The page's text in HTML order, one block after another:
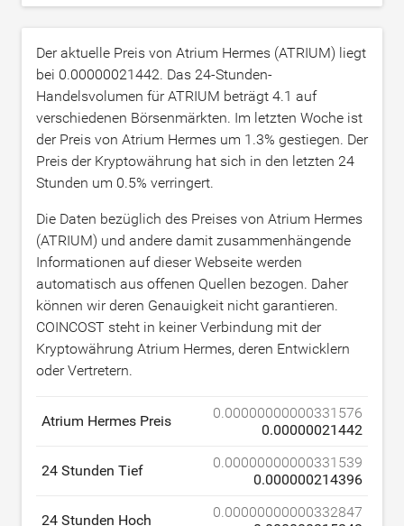
Der aktuelle Preis von Atrium Hermes (ATRIUM) liegt
bei 0.00000021442. Das 24-Stunden-
Handelsvolumen für ATRIUM beträgt 4.1 auf
verschiedenen Börsenmärkten. Im letzten Woche ist
der Preis von Atrium Hermes um 1.3% gestiegen. Der
Preis der Kryptowährung hat sich in den letzten 24
Stunden um 0.5% verringert.
Die Daten bezüglich des Preises von Atrium Hermes
(ATRIUM) und andere damit zusammenhängende
Informationen auf dieser Webseite werden
automatisch aus offenen Quellen bezogen. Daher
können wir deren Genauigkeit nicht garantieren.
COINCOST steht in keiner Verbindung mit der
Kryptowährung Atrium Hermes, deren Entwicklern
oder Vertretern.
Atrium Hermes Preis
0.00000000000331576
0.00000021442
24 Stunden Tief
0.00000000000331539
0.000000214396
24 Stunden Hoch
0.00000000000332847